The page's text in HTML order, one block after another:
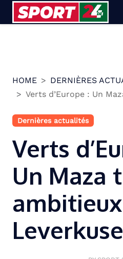
HOME
DERNIÈRES
Verts d’Europe : Un
Dernières actualités
Verts
Un Maza